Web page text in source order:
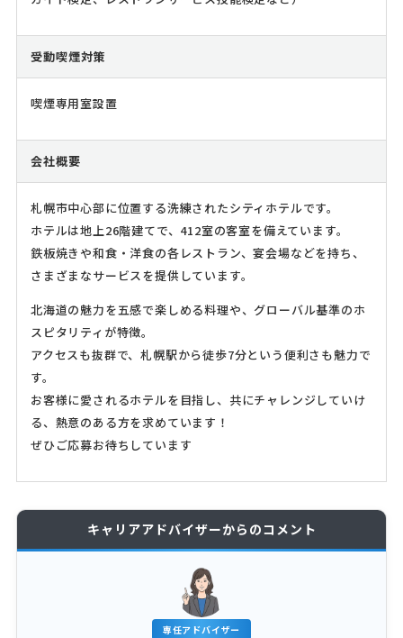
受動喫煙対策
喫煙専用室設置
会社概要
札幌市中心部に位置する洗練されたシティホテルです。
ホテルは地上26階建てで、412室の客室を備えています。
鉄板焼きや和食・洋食の各レストラン、宴会場などを持ち、
さまざまなサービスを提供しています。
北海道の魅力を五感で楽しめる料理や、グローバル基準のホ
スピタリティが特徴。
アクセスも抜群で、札幌駅から徒歩7分という便利さも魅力で
す。
お客様に愛されるホテルを目指し、共にチャレンジしていけ
る、熱意のある方を求めています！
ぜひご応募お待ちしています
キャリアアドバイザーからのコメント
専任アドバイザー